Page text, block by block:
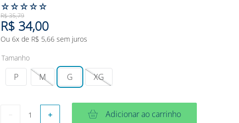
☆☆☆☆☆
R$35,79
R$ 34,00
Ou 6x de R$ 5,66 sem juros
Tamanho
P M G XG
＋ Adicionar ao carrinho